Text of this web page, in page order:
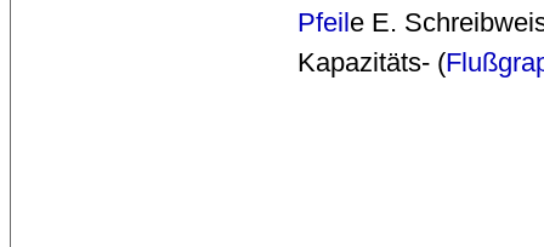
Pfeile E.
Kapazitäts- (